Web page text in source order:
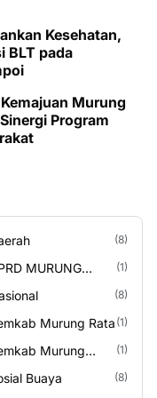
Kesehatan,
BLT pada
Murung
Program
(8)
MURUNG
(1)
(8)
Murung Rata(1)
Murung
(1)
Buaya (8)